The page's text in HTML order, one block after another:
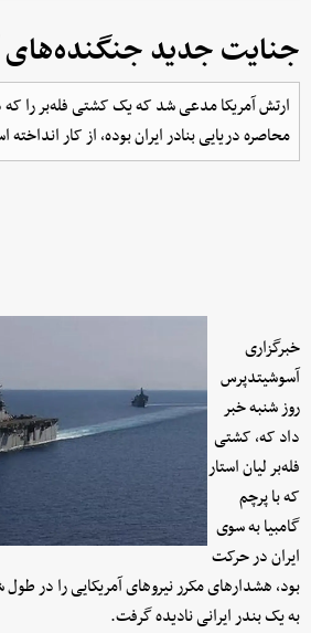
جنایت جدید جنگنده‌های
ارتش آمریکا مدعی شد که یک کشتی فله‌بر را
محاصره دریایی بنادر ایران بوده، از کار
خبرگزاری
آسوشیتدپرس
روز شنبه خبر
داد که، کشتی
فله‌بر لیان استار
که با پرچم
گامبیا به سوی
ایران در حرکت
بود، هشدارهای مکرر نیروهای آمریکایی را در
به یک بندر ایرانی نادیده گرفت.